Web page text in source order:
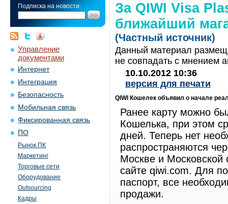
Подписка на новости:
Управление
документами
Интернет
Интеграция
Безопасность
Мобильная связь
Фиксированная связь
ПО
Рынок ПК
Маркетинг
Торговые сети
Оборудование
Outsourcing
Кадры
За QIWI Visa
ближайший
(Частный источник)
Данный материал
не совпадать с мнением
10.10.2012 10:36
версия для печати
QIWI Кошелек объявил о начале
Ранее карту можно
Кошелька, при этом
дней. Теперь нет
распространяются
Москве и Московской
сайте qiwi.com. Для
паспорт, все
продажи.